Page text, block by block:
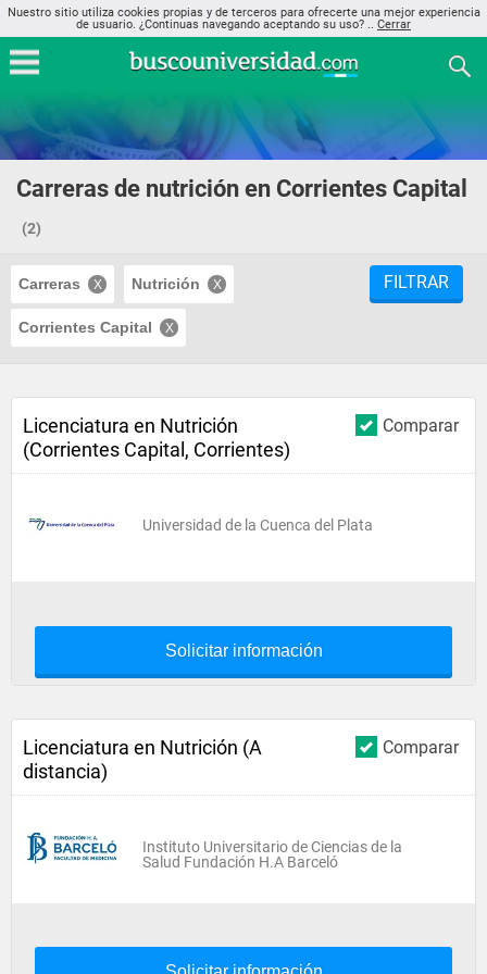
Nuestro sitio utiliza cookies propias y de terceros para ofrecerte una mejor experiencia
de usuario. ¿Continuas navegando aceptando su uso? .. Cerrar
Carreras de nutrición en Corrientes Capital
(2)
Carreras Nutrición
Corrientes Capital
FILTRAR
Comparar
Licenciatura en Nutrición
(Corrientes Capital, Corrientes)
Universidad de la Cuenca del Plata
Solicitar información
Comparar
Licenciatura en Nutrición (A
distancia)
Instituto Universitario de Ciencias de la
Salud Fundación H.A Barceló